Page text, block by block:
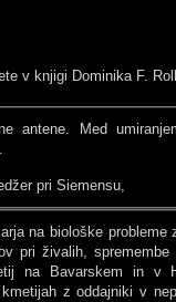
v knjigi Dominika F.
antene. Med
pri Siemensu,
na biološke probleme
pri živalih,
na Bavarskem in v
z oddajniki v